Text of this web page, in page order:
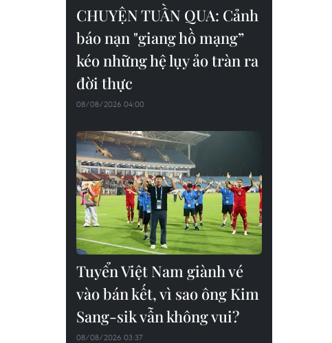
CHUYỆN TUẦN QUA: Cảnh
báo nạn "giang hồ mạng”
kéo những hệ lụy ảo tràn ra
đời thực
08/08/2026 04:00
Tuyển Việt Nam giành vé
vào bán kết, vì sao ông Kim
Sang-sik vẫn không vui?
08/08/2026 03:37